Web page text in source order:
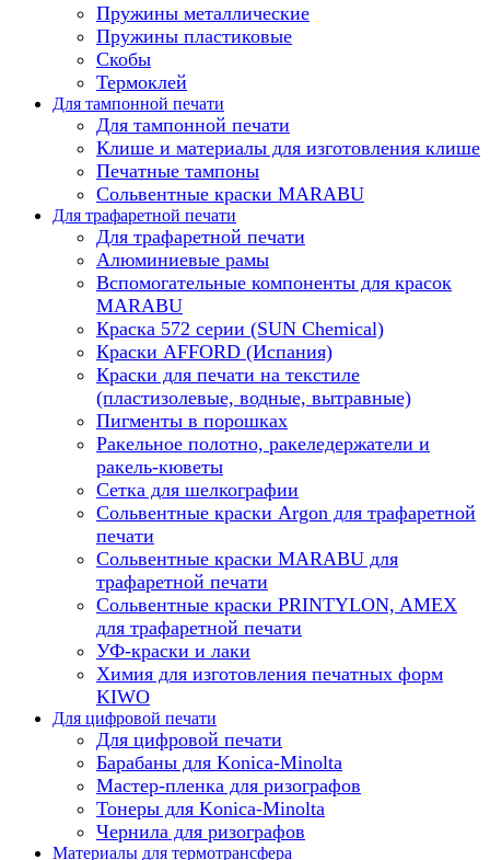
Пружины металлические
Пружины пластиковые
Скобы
Термоклей
Для тампонной печати
Для тампонной печати
Клише и материалы для изготовления клише
Печатные тампоны
Сольвентные краски MARABU
Для трафаретной печати
Для трафаретной печати
Алюминиевые рамы
Вспомогательные компоненты для красок
MARABU
Краска 572 серии (SUN Chemical)
Краски AFFORD (Испания)
Краски для печати на текстиле
(пластизолевые, водные, вытравные)
Пигменты в порошках
Ракельное полотно, ракеледержатели и
ракель-кюветы
Сетка для шелкографии
Сольвентные краски Argon для трафаретной
печати
Сольвентные краски MARABU для
трафаретной печати
Сольвентные краски PRINTYLON, AMEX
для трафаретной печати
УФ-краски и лаки
Химия для изготовления печатных форм
KIWO
Для цифровой печати
Для цифровой печати
Барабаны для Konica-Minolta
Мастер-пленка для ризографов
Тонеры для Konica-Minolta
Чернила для ризографов
Материалы для термотрансфера